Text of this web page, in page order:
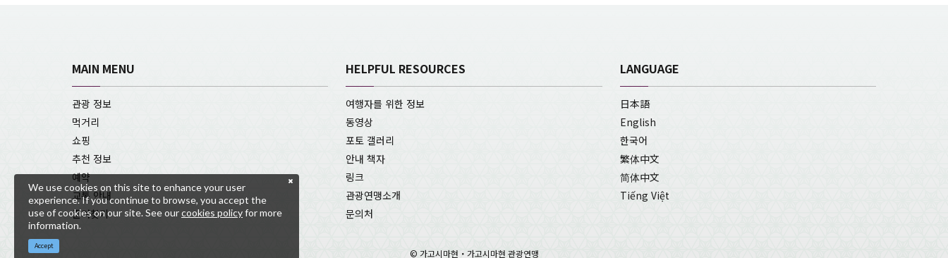
MAIN MENU
관광 정보
먹거리
쇼핑
추천 정보
예약
교통 안내
즐겨찾기
HELPFUL RESOURCES
여행자를 위한 정보
동영상
포토 갤러리
안내 책자
링크
관광연맹소개
문의처
LANGUAGE
日本語
English
한국어
繁体中文
简体中文
Tiếng Việt
© 가고시마현・가고시마현 관광연맹
We use cookies on this site to enhance your user
experience. If you continue to browse, you accept the
use of cookies on our site. See ourcookies policyfor more
information.
Accept